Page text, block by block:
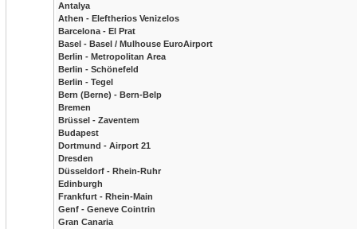
Antalya
Athen - Eleftherios Venizelos
Barcelona - El Prat
Basel - Basel / Mulhouse EuroAirport
Berlin - Metropolitan Area
Berlin - Schönefeld
Berlin - Tegel
Bern (Berne) - Bern-Belp
Bremen
Brüssel - Zaventem
Budapest
Dortmund - Airport 21
Dresden
Düsseldorf - Rhein-Ruhr
Edinburgh
Frankfurt - Rhein-Main
Genf - Geneve Cointrin
Gran Canaria